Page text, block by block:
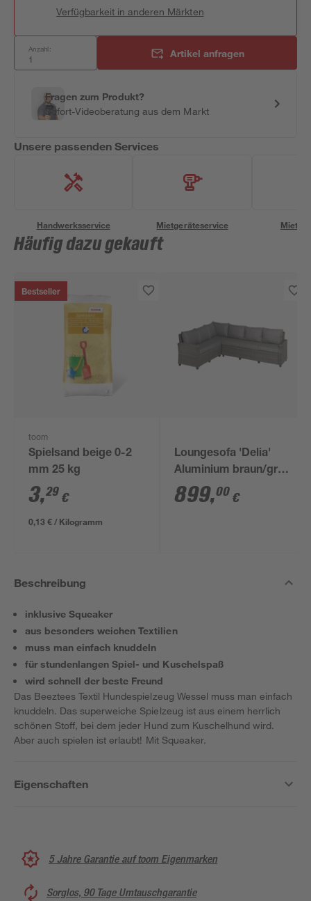
Verfügbarkeit in anderen Märkten
Anzahl: Artikel anfragen
Fragen zum Produkt?
Sofort-Videoberatung aus dem Markt
Unsere passenden Services
Handwerksservice Mietgeräteservice
Häufig dazu gekauft
Bestseller
toom
Spielsand beige 0-2
mm 25 kg
3,29 €
0,13 € / Kilogramm
Loungesofa 'Delia'
Aluminium braun/grau
274 x 188 cm
899,00 €
Beschreibung
inklusive Squeaker
aus besonders weichen Textilien
muss man einfach knuddeln
für stundenlangen Spiel- und Kuschelspaß
wird schnell der beste Freund
Das Beeztees Textil Hundespielzeug Wessel muss man einfach
knuddeln. Das superweiche Spielzeug ist aus einem herrlich
schönen Stoff, bei dem jeder Hund zum Kuschelhund wird.
Aber auch spielen ist erlaubt! Mit Squeaker.
Eigenschaften
5 Jahre Garantie auf toom Eigenmarken
Sorglos, 90 Tage Umtauschgarantie